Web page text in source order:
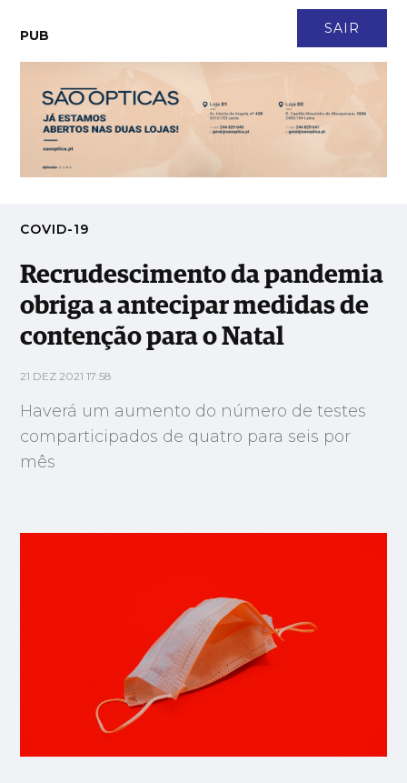
SAIR
PUB
Recrudescimento da pandemia obriga a antecipar medidas de
contenção para o Natal
COVID-19
Recrudescimento da pandemia
obriga a antecipar medidas de
contenção para o Natal
21 DEZ 2021 17:58
Haverá um aumento do número de testes
comparticipados de quatro para seis por
mês